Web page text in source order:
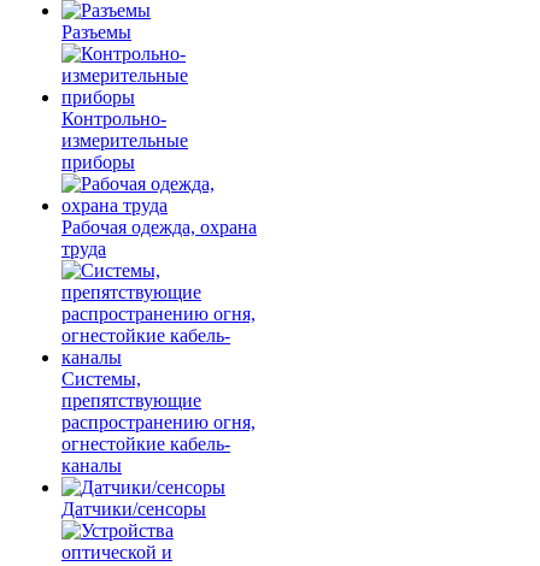
Разъемы
Контрольно-
измерительные
приборы
Рабочая одежда, охрана
труда
Системы,
препятствующие
распространению огня,
огнестойкие кабель-
каналы
Датчики/сенсоры